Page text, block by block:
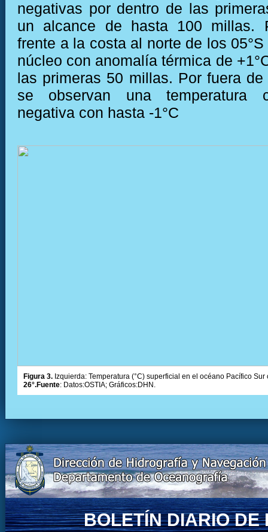
negativas por dentro de las
un alcance de hasta 100 millas.
frente a la costa al norte de los
núcleo con anomalía térmica de
las primeras 50 millas. Por fuera
se observan una temperatura
negativa con hasta -1°C
Figura 3. Izquierda: Temperatura (°C) superficial en el océano Pacífico
26°.Fuente: Datos:OSTIA; Gráficos:DHN.
BOLETÍN DIARIO DE